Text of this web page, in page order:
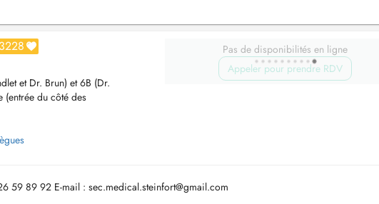
3228
et Dr. Brun) et 6B (Dr.
(entrée du côté des
Pas de disponibilités en ligne
Appeler pour prendre RDV
59 89 92 E-mail : sec.medical.steinfort@gmail.com